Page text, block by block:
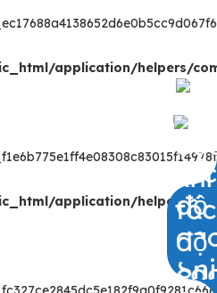
application/helpers/
application/helpers/